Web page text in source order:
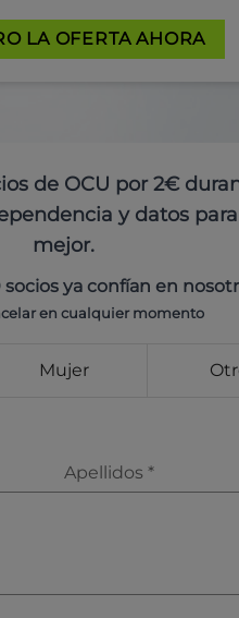
LA OFERTA AHORA
de OCU por 2€
y datos
mejor.
socios ya confían en
en cualquier momento
Mujer
Apellidos *